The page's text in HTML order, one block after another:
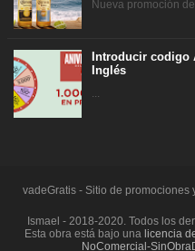
Nueva promoción de
Introducir codigo
Inglés
...
vadeGratis - Sitio de
Ismael - 2018-2020. Todos los
Esta obra está bajo una licencia
NoComercial-